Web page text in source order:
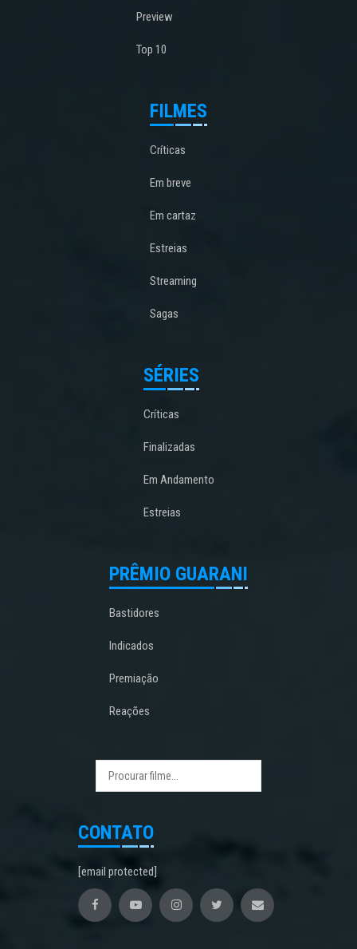
Preview
Top 10
FILMES
Críticas
Em breve
Em cartaz
Estreias
Streaming
Sagas
SÉRIES
Críticas
Finalizadas
Em Andamento
Estreias
PRÊMIO GUARANI
Bastidores
Indicados
Premiação
Reações
CONTATO
[email protected]